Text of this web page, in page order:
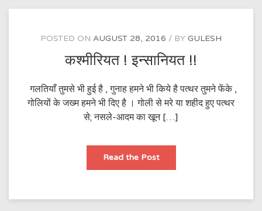
POSTED ON AUGUST 28, 2016 BY GULESH
कश्मीरियत ! इन्सानियत !!
गलतियाँ तुमसे भी हुई है , गुनाह हमने भी किये है पत्थर तुमने फेंके ,
गोलियों के जख्म हमने भी दिए है । गोली से मरे या शहीद हुए पत्थर
से; नसले-आदम का खून […]
Read the Postकश्मीरियत
इन्सानियत